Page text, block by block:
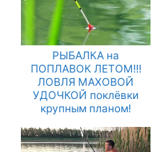
РЫБАЛКА на
ПОПЛАВОК ЛЕТОМ!!!
ЛОВЛЯ МАХОВОЙ
УДОЧКОЙ поклёвки
крупным планом!